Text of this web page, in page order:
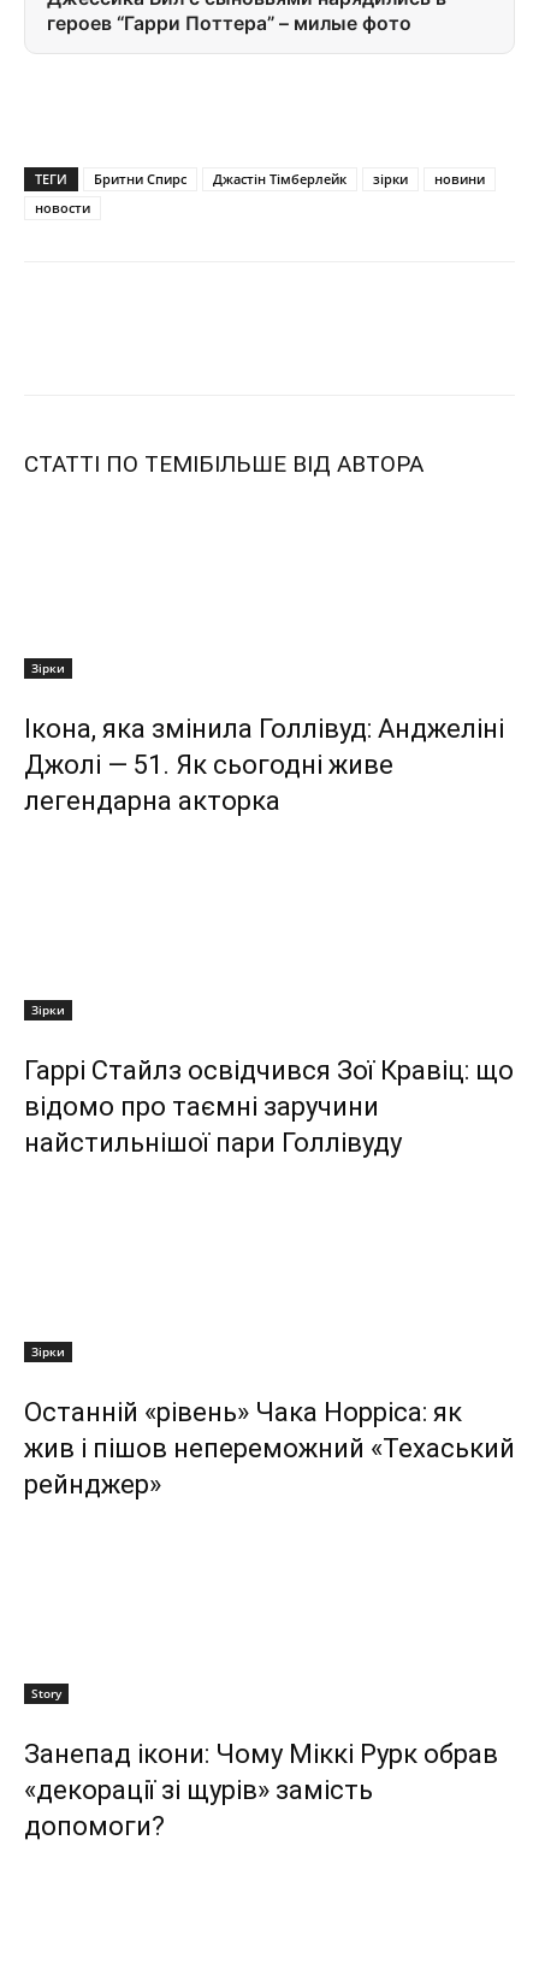
героев “Гарри Поттера” – милые фото
ТЕГИ Бритни Спирс Джастін Тімберлейк зірки
новини
новости
СТАТТІ ПО ТЕМІБІЛЬШЕ ВІД АВТОРА
Зірки
Ікона, яка змінила Голлівуд: Анджеліні
Джолі — 51. Як сьогодні живе
легендарна акторка
Зірки
Гаррі Стайлз освідчився Зої Кравіц: що
відомо про таємні заручини
найстильнішої пари Голлівуду
Зірки
Останній «рівень» Чака Норріса: як
жив і пішов непереможний «Техаський
рейнджер»
Story
Занепад ікони: Чому Міккі Рурк обрав
«декорації зі щурів» замість
допомоги?